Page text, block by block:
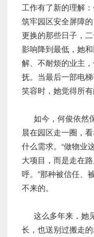
工作有了新的理解
筑牢园区安全屏障
更换的那些日子，
影响降到最低，她
解、不耐烦的业主
抚。当最后一部电
笑容时，她觉得所有
如今，何俊依然
晨在园区走一圈，
什么需求。“做物业
大项目，而是走在
呼。”那种被信任、
不来的。
这么多年来，她
长，也送别过搬走